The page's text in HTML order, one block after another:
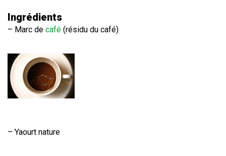
Ingrédients
– Marc de café (résidu du café)
– Yaourt nature